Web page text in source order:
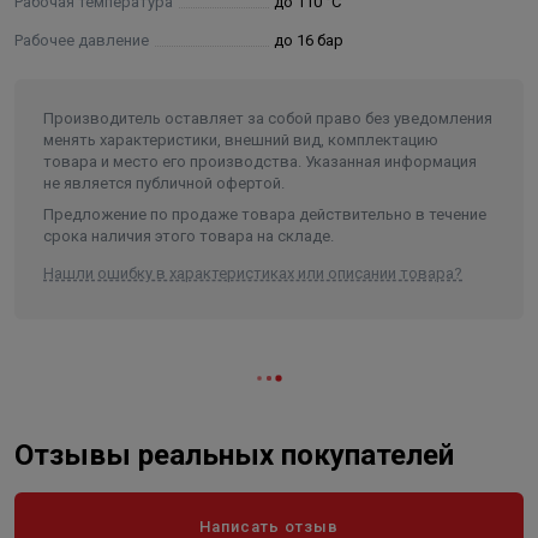
кольца из EPDM на кольца из FPM (Viton). Кольца FPM
приобретаются отдельно.
хлора (бассейны с хлорированием воды и т. п.).
Содержание хлоридов в рабочей среде не должно
превышать значений, указанных в техническом
паспорте.
- Непосредственное соединение элементов из
нержавеющей стали с оцинкованной сталью (арматура,
бронзы с длиной не менее 50 мм.
в себя трубы из нержавеющей стали, которые
соединяются между собой и присоединяются к
арматуре/приборам с помощью пресс-фитингов из
нержавеющей стали.
Рабочее давление до 16 бар
Производитель оставляет за собой право без уведомления
менять характеристики, внешний вид, комплектацию
товара и место его производства. Указанная информация
не является публичной офертой.
Предложение по продаже товара действительно в течение
срока наличия этого товара на складе.
Нашли ошибку в характеристиках или описании товара?
Отзывы реальных покупателей
Написать отзыв